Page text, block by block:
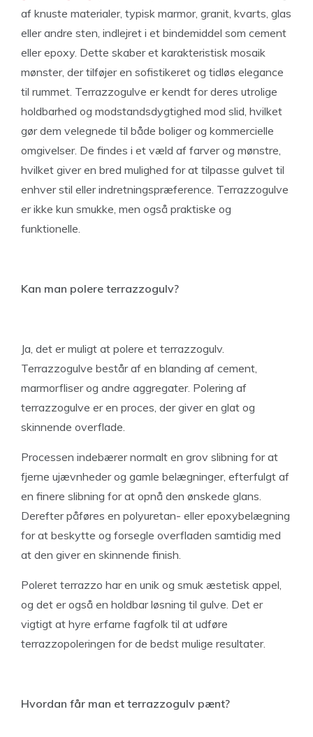
af knuste materialer, typisk marmor, granit, kvarts, glas
eller andre sten, indlejret i et bindemiddel som cement
eller epoxy. Dette skaber et karakteristisk mosaik
mønster, der tilføjer en sofistikeret og tidløs elegance
til rummet. Terrazzogulve er kendt for deres utrolige
holdbarhed og modstandsdygtighed mod slid, hvilket
gør dem velegnede til både boliger og kommercielle
omgivelser. De findes i et væld af farver og mønstre,
hvilket giver en bred mulighed for at tilpasse gulvet til
enhver stil eller indretningspræference. Terrazzogulve
er ikke kun smukke, men også praktiske og
funktionelle.
Kan man polere terrazzogulv?
Ja, det er muligt at polere et terrazzogulv.
Terrazzogulve består af en blanding af cement,
marmorfliser og andre aggregater. Polering af
terrazzogulve er en proces, der giver en glat og
skinnende overflade.
Processen indebærer normalt en grov slibning for at
fjerne ujævnheder og gamle belægninger, efterfulgt af
en finere slibning for at opnå den ønskede glans.
Derefter påføres en polyuretan- eller epoxybelægning
for at beskytte og forsegle overfladen samtidig med
at den giver en skinnende finish.
Poleret terrazzo har en unik og smuk æstetisk appel,
og det er også en holdbar løsning til gulve. Det er
vigtigt at hyre erfarne fagfolk til at udføre
terrazzopoleringen for de bedst mulige resultater.
Hvordan får man et terrazzogulv pænt?